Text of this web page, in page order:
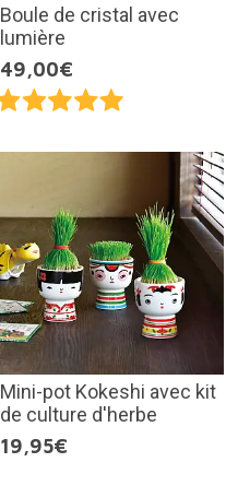
Boule de cristal avec
lumière
49,00€
Mini-pot Kokeshi avec kit
de culture d'herbe
19,95€